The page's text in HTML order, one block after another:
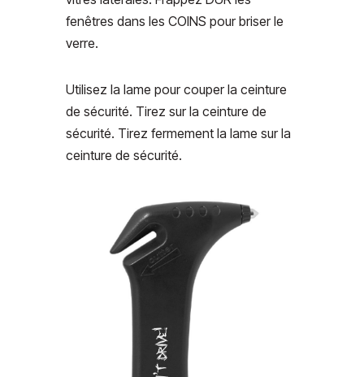
fenêtres dans les COINS pour briser le
verre.
Utilisez la lame pour couper la ceinture
de sécurité. Tirez sur la ceinture de
sécurité. Tirez fermement la lame sur la
ceinture de sécurité.